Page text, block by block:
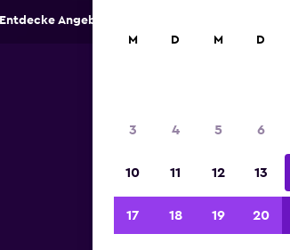
Entdecke Angebote von Autovermietungen an
M D M D
3 4 5 6
10 11 12 13
17 18 19 20